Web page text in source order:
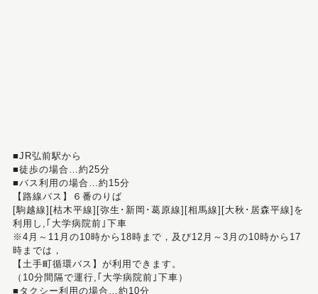
■JR弘前駅から
■徒歩の場合…約25分
■バス利用の場合…約15分
【路線バス】６番のりば
[駒越線][枯木平線][弥生･新岡･葛原線][相馬線][大秋･居森平線]を
利用し,｢大学病院前｣下車
※4月～11月の10時から18時まで，及び12月～3月の10時から17
時までは，
【土手町循環バス】が利用できます。
（10分間隔で運行,｢大学病院前｣下車）
■タクシー利用の場合…約10分